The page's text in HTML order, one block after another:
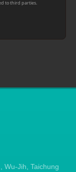
Wu-Jih, Taichung